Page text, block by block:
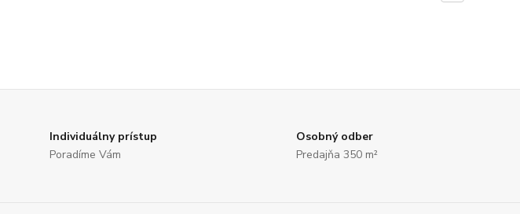
Individuálny prístup
Poradíme Vám
Osobný odber
Predajňa 350 m²